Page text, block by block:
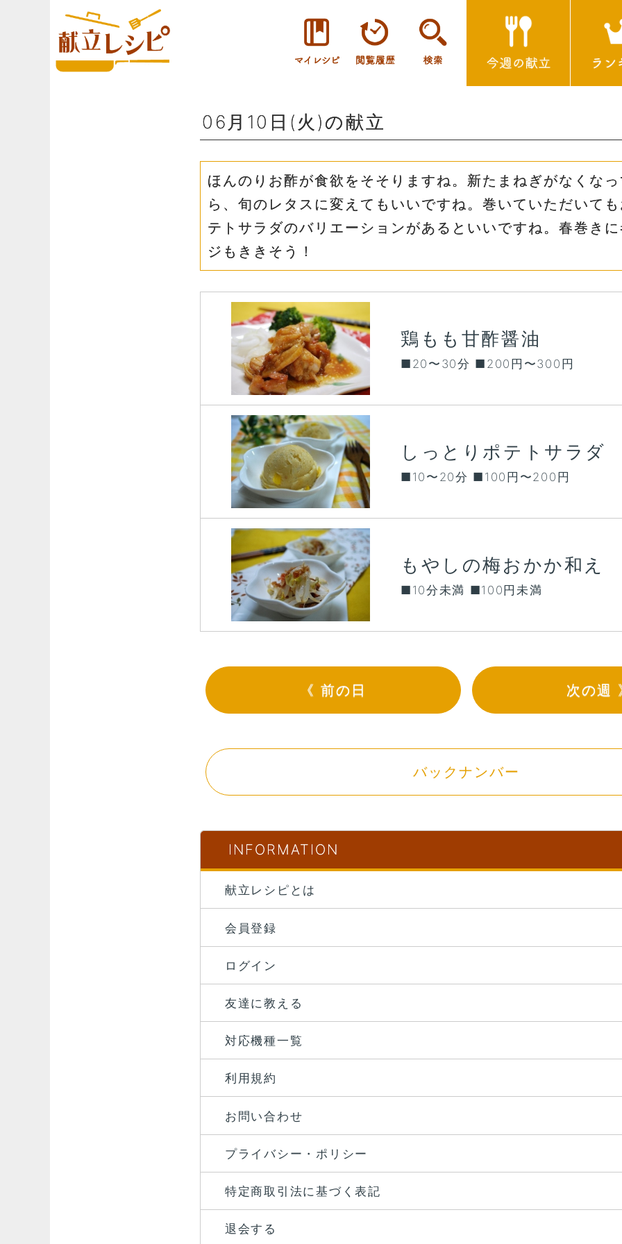
06月10日(火)の献立
ほんのりお酢が食欲をそそりますね。新たまねぎがなくな
ら、旬のレタスに変えてもいいですね。巻いていただいて
テトサラダのバリエーションがあるといいですね。春巻き
ジもききそう！
鶏もも甘酢醤油
■20〜30分 ■200円〜300円
しっとりポテトサラダ
■10〜20分 ■100円〜200円
もやしの梅おかか和え
■10分未満 ■100円未満
《 前の日 次の週
バックナンバー
INFORMATION
献立レシピとは
会員登録
ログイン
友達に教える
対応機種一覧
利用規約
お問い合わせ
プライバシー・ポリシー
特定商取引法に基づく表記
退会する